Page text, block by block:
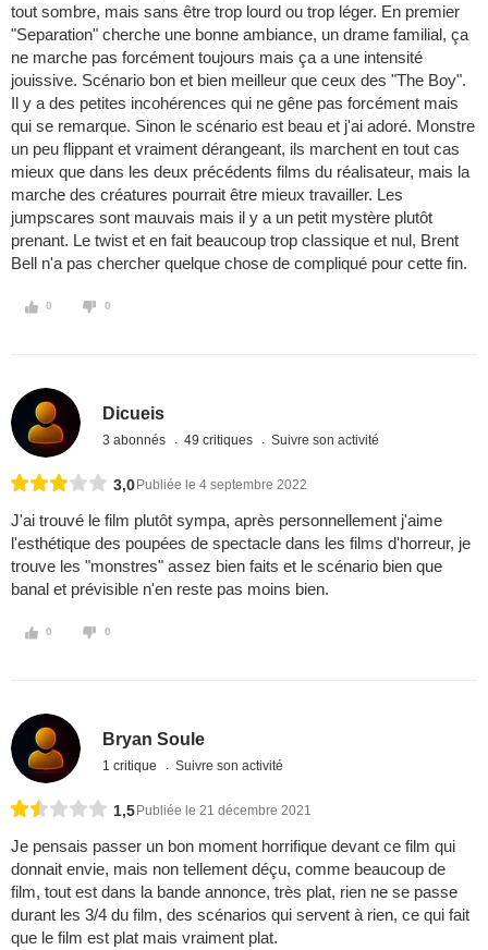
tout sombre, mais sans être trop lourd ou trop léger. En premier
"Separation" cherche une bonne ambiance, un drame familial, ça
ne marche pas forcément toujours mais ça a une intensité
jouissive. Scénario bon et bien meilleur que ceux des "The Boy".
Il y a des petites incohérences qui ne gêne pas forcément mais
qui se remarque. Sinon le scénario est beau et j'ai adoré. Monstre
un peu flippant et vraiment dérangeant, ils marchent en tout cas
mieux que dans les deux précédents films du réalisateur, mais la
marche des créatures pourrait être mieux travailler. Les
jumpscares sont mauvais mais il y a un petit mystère plutôt
prenant. Le twist et en fait beaucoup trop classique et nul, Brent
Bell n'a pas chercher quelque chose de compliqué pour cette fin.
0 0
Dicueis
3 abonnés 49 critiques Suivre son activité
3,0 Publiée le 4 septembre 2022
J'ai trouvé le film plutôt sympa, après personnellement j'aime
l'esthétique des poupées de spectacle dans les films d'horreur, je
trouve les "monstres" assez bien faits et le scénario bien que
banal et prévisible n'en reste pas moins bien.
0 0
Bryan Soule
1 critique Suivre son activité
1,5 Publiée le 21 décembre 2021
Je pensais passer un bon moment horrifique devant ce film qui
donnait envie, mais non tellement déçu, comme beaucoup de
film, tout est dans la bande annonce, très plat, rien ne se passe
durant les 3/4 du film, des scénarios qui servent à rien, ce qui fait
que le film est plat mais vraiment plat.